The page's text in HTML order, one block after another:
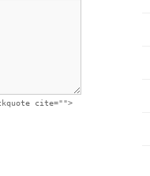
cite="">